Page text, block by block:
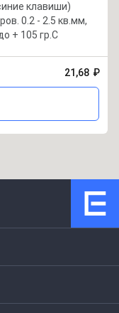
клавиши)
0.2 - 2.5 кв.мм,
+ 105 гр.C
21,68 ₽